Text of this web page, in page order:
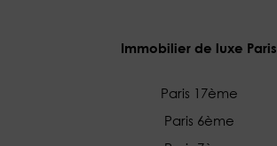
Immobilier de luxe Paris
Paris 17ème
Paris 6ème